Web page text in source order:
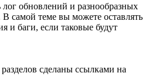
лог обновлений и разнообразных
самой теме вы можете оставлять
и баги, если таковые будут
сделаны ссылками на